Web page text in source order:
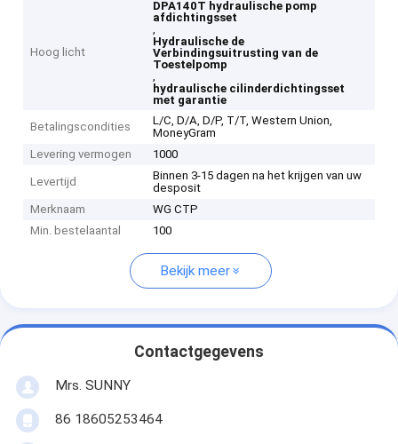
Hoog licht
DPA140T hydraulische pomp
afdichtingsset
,
Hydraulische de
Verbindingsuitrusting van de
Toestelpomp
,
hydraulische cilinderdichtingsset
met garantie
Betalingscondities
L/C, D/A, D/P, T/T, Western Union,
MoneyGram
Levering vermogen
1000
Levertijd
Binnen 3-15 dagen na het krijgen van uw
desposit
Merknaam
WG CTP
Min. bestelaantal
100
Bekijk meer
Contactgegevens
Mrs. SUNNY
86 18605253464